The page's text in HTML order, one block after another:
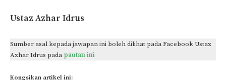
Ustaz Azhar Idrus
Sumber asal kepada jawapan ini boleh dilihat pada Facebook Ustaz
Azhar Idrus pada pautan ini
Kongsikan artikel ini: